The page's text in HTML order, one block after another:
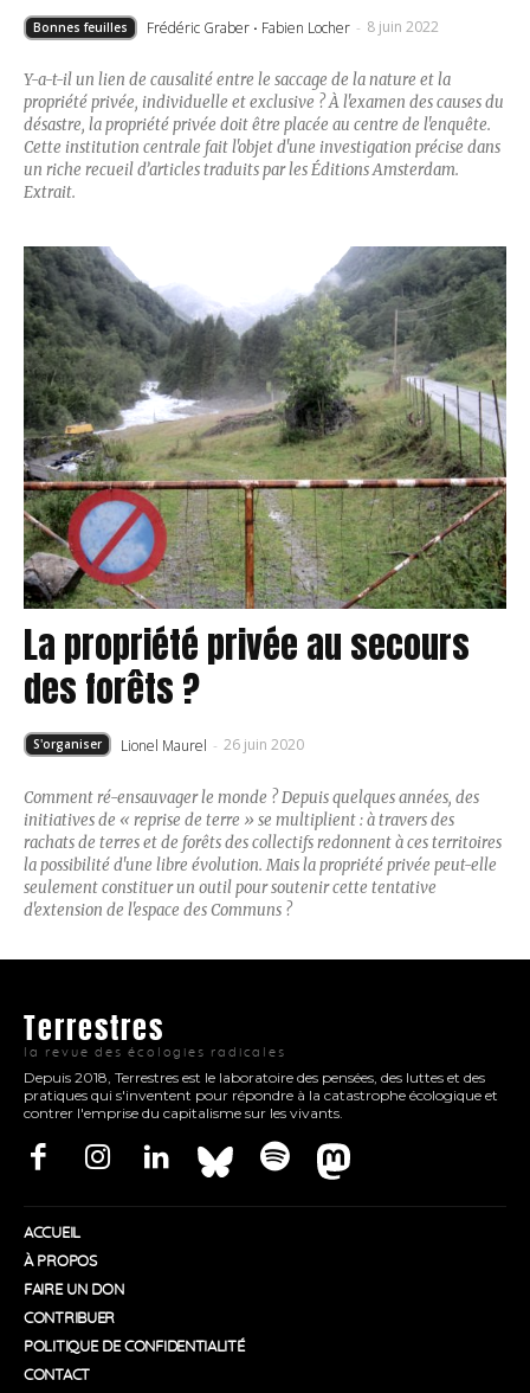
Bonnes feuilles Frédéric Graber · Fabien Locher - 8 juin 2022
Y-a-t-il un lien de causalité entre le saccage de la nature et la
propriété privée, individuelle et exclusive ? À l'examen des causes du
désastre, la propriété privée doit être placée au centre de l'enquête.
Cette institution centrale fait l'objet d'une investigation précise dans
un riche recueil d’articles traduits par les Éditions Amsterdam.
Extrait.
La propriété privée au secours
des forêts ?
S'organiser Lionel Maurel - 26 juin 2020
Comment ré-ensauvager le monde ? Depuis quelques années, des
initiatives de « reprise de terre » se multiplient : à travers des
rachats de terres et de forêts des collectifs redonnent à ces territoires
la possibilité d'une libre évolution. Mais la propriété privée peut-elle
seulement constituer un outil pour soutenir cette tentative
d'extension de l'espace des Communs ?
Terrestres
la revue des écologies radicales
Depuis 2018, Terrestres est le laboratoire des pensées, des luttes et des
pratiques qui s'inventent pour répondre à la catastrophe écologique et
contrer l'emprise du capitalisme sur les vivants.
ACCUEIL
À PROPOS
FAIRE UN DON
CONTRIBUER
POLITIQUE DE CONFIDENTIALITÉ
CONTACT